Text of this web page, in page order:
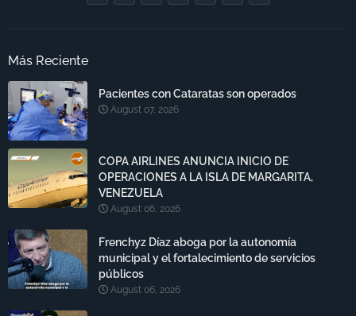
Más Reciente
Pacientes con Cataratas son operados
August 07, 2026
COPA AIRLINES ANUNCIA INICIO DE
OPERACIONES A LA ISLA DE MARGARITA,
VENEZUELA
August 06, 2026
Frenchyz Díaz aboga por la autonomía
municipal y el fortalecimiento de servicios
públicos
August 06, 2026